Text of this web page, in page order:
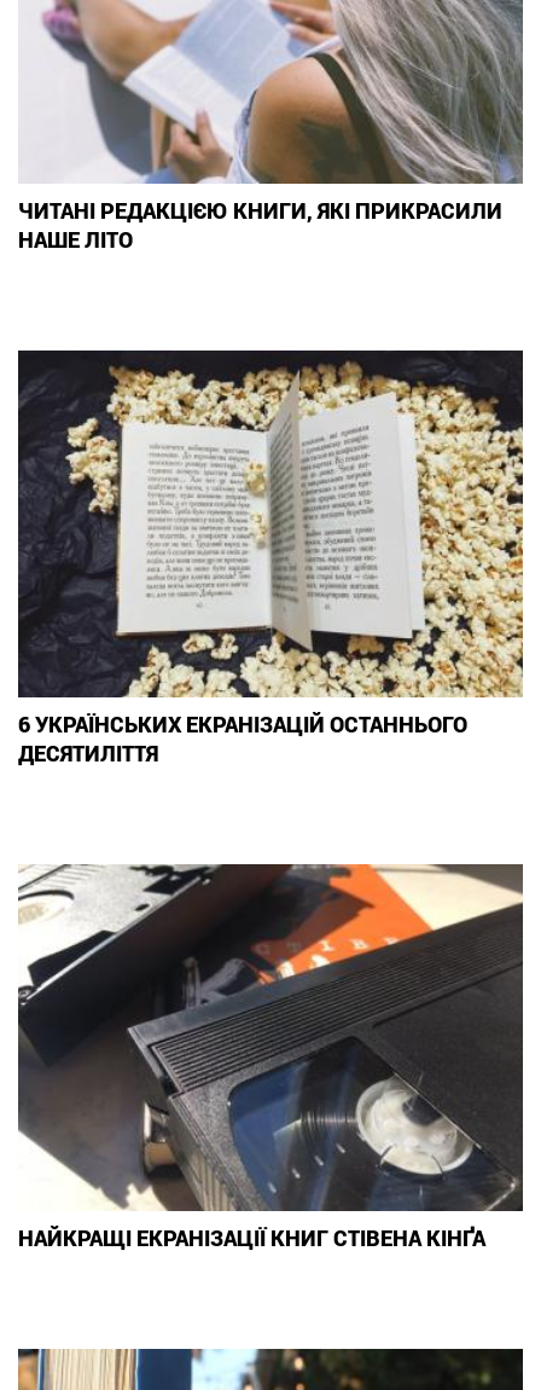
ЧИТАНІ РЕДАКЦІЄЮ КНИГИ, ЯКІ ПРИКРАСИЛИ
НАШЕ ЛІТО
6 УКРАЇНСЬКИХ ЕКРАНІЗАЦІЙ ОСТАННЬОГО
ДЕСЯТИЛІТТЯ
НАЙКРАЩІ ЕКРАНІЗАЦІЇ КНИГ СТІВЕНА КІНҐА